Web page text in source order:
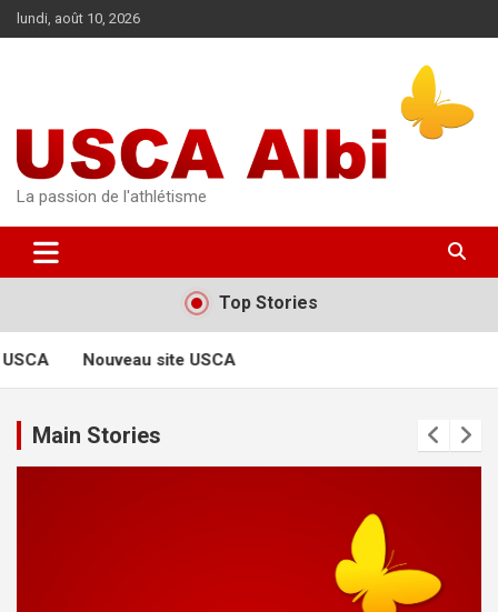
Aller
au
lundi, août 10, 2026
La passion de l'athlétisme
Top Stories
Nouveau site USCA
Main Stories